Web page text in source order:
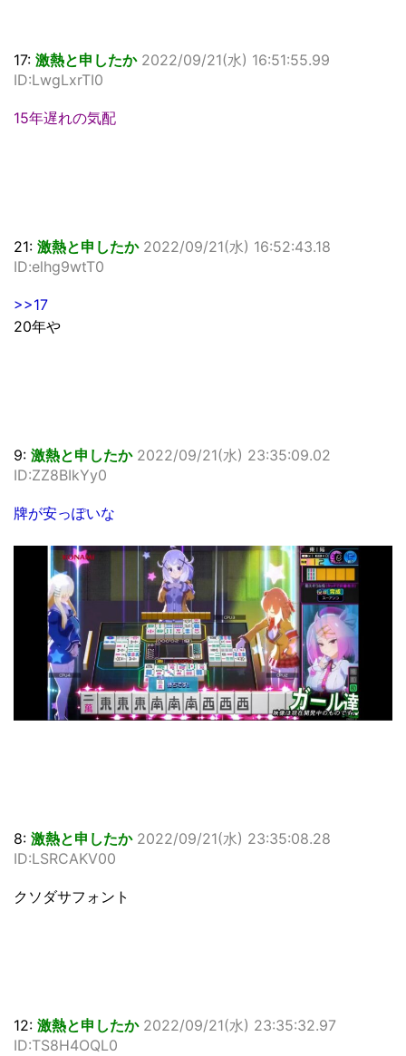
17: 激熱と申したか 2022/09/21(水) 16:51:55.99
ID:LwgLxrTI0
15年遅れの気配
21: 激熱と申したか 2022/09/21(水) 16:52:43.18
ID:elhg9wtT0
>>17
20年や
9: 激熱と申したか 2022/09/21(水) 23:35:09.02
ID:ZZ8BIkYy0
牌が安っぽいな
8: 激熱と申したか 2022/09/21(水) 23:35:08.28
ID:LSRCAKV00
クソダサフォント
12: 激熱と申したか 2022/09/21(水) 23:35:32.97
ID:TS8H4OQL0